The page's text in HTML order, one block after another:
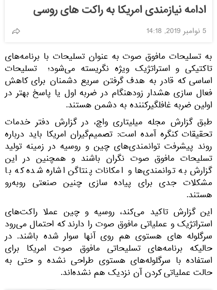
ادامه نیازمندی امریکا به راکت های روسی
5 نوامبر 2019, 14:18
به تسلیحات مافوق صوت به عنوان تسلیحات با برنامه‌های
تاکتیکی و استراتژیک ویژه نگریسته می‌شود؛ تسلیحات
اساسی که قادر به هدف گرفتن سریع دشمنان برای کاهش
فعال سازی هشدار زودهنگام در ضربه اول یا پاسخ بهتر در
اولین ضربه غافلگیرکننده به دشمن هستند.
طبق گزارش مجله میلیتاری واچ، در گزارش دفتر خدمات
تحقیقات کنگره آمده است: تصمیم‌گیران امریکا باید درباره
روند پیشرفت توانمندی‌های چین و روسیه در زمینه تولید
تسلیحات مافوق صوت نگران باشند و همچنین در این
گزارش به توانمندی‌ها و امکانات پنتاگن اشاره شده که با
مشکلات جدی برای پیاده سازی چنین صنعتی روبه‌رو
هستند.
این گزارش تاکید می‌کند، روسیه و چین عملا راکت‌های
استراتژیک و عملیاتی مافوق صوت را دارند که احتمال می‌رود
سرگلوله ‌های هستوی هم روی آنها سوار شده باشند. در
حالیکه برنامه‌های تسلیحاتی مافوق صوت امریکا برای
استفاده با سرگلوله‌های هستوی طراحی نشده‌ و حتی به
حالت عملیاتی کردن آن نزدیک هم نشده‌اند.